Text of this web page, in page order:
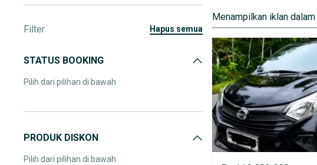
Filter hapus semua
STATUS BOOKING
Pilih dari pilihan di bawah
PRODUK DISKON
Pilih dari pilihan di bawah
Menampilkan iklan dalam